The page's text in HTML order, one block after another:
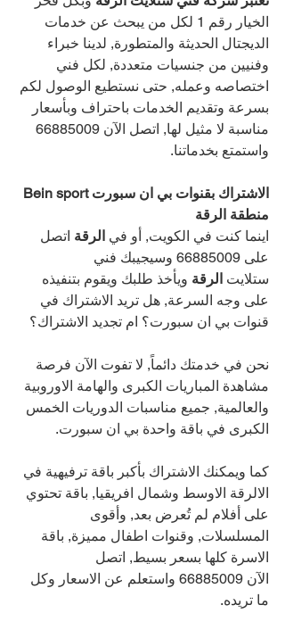
الخيار رقم 1 لكل من يبحث عن خدمات
الديجتال الحديثة والمتطورة, لدينا خبراء
وفنيين من جنسيات متعددة, لكل فني
اختصاصه وعمله, حتى نستطيع الوصول لكم
بسرعة وتقديم الخدمات باحتراف وبأسعار
مناسبة لا مثيل لها, اتصل الآن 66885009
واستمتع بخدماتنا.
منطقة الرقة
اينما كنت في الكويت, أو في الرقة اتصل
على 66885009 وسيجيبك فني
ستلايت الرقة ويأخذ طلبك ويقوم بتنفيذه
على وجه السرعة, هل تريد الاشتراك في
قنوات بي ان سبورت؟ ام تجديد الاشتراك؟
نحن في خدمتك دائماً, لا تفوت الآن فرصة
مشاهدة المباريات الكبرى والهامة الاوروبية
والعالمية, جميع مناسبات الدوريات الخمس
الكبرى في باقة واحدة بي ان سبورت.
كما ويمكنك الاشتراك بأكبر باقة ترفيهية في
الالرقة الاوسط وشمال افريقيا, باقة تحتوي
على أفلام لم تُعرض بعد, وأقوى
المسلسلات, وقنوات اطفال مميزة, باقة
الاسرة كلها بسعر بسيط, اتصل
الآن 66885009 واستعلم عن الاسعار وكل
ما تريده.